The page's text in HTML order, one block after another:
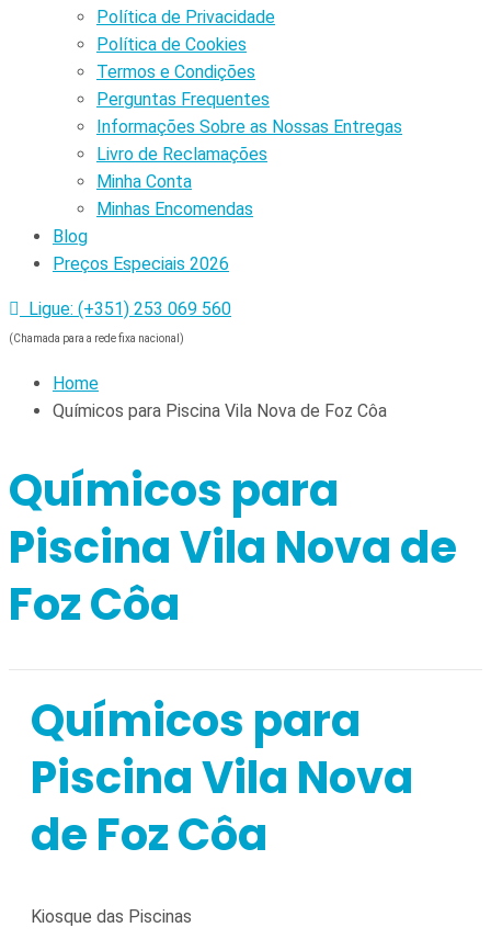
Política de Privacidade
Política de Cookies
Termos e Condições
Perguntas Frequentes
Informações Sobre as Nossas Entregas
Livro de Reclamações
Minha Conta
Minhas Encomendas
Blog
Preços Especiais 2026
Ligue: (+351) 253 069 560
(Chamada para a rede fixa nacional)
Home
Químicos para Piscina Vila Nova de Foz Côa
Químicos para
Piscina Vila Nova de
Foz Côa
Químicos para
Piscina Vila Nova
de Foz Côa
Kiosque das Piscinas